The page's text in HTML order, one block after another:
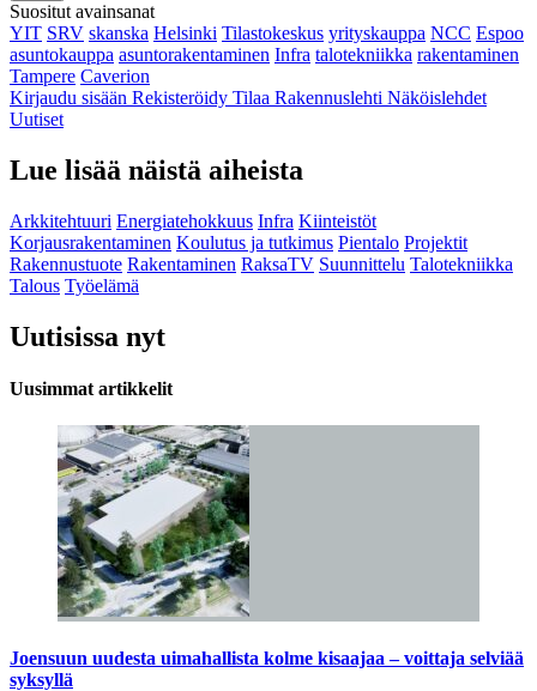
Suositut avainsanat
YIT SRV skanska Helsinki Tilastokeskus yrityskauppa NCC Espoo
asuntokauppa asuntorakentaminen Infra talotekniikka rakentaminen
Tampere Caverion
Kirjaudu sisään Rekisteröidy Tilaa Rakennuslehti Näköislehdet
Uutiset
Lue lisää näistä aiheista
Arkkitehtuuri Energiatehokkuus Infra Kiinteistöt
Korjausrakentaminen Koulutus ja tutkimus Pientalo Projektit
Rakennustuote Rakentaminen RaksaTV Suunnittelu Talotekniikka
Talous Työelämä
Uutisissa nyt
Uusimmat artikkelit
Joensuun uudesta uimahallista kolme kisaajaa – voittaja selviää
syksyllä